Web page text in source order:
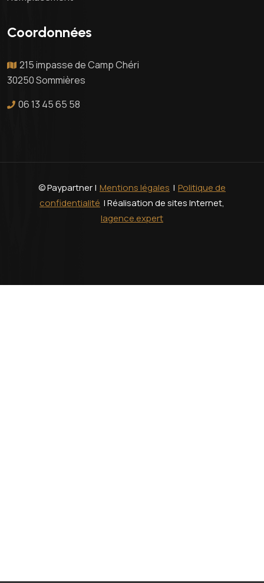
Coordonnées
215 impasse de Camp Chéri
30250 Sommières
06 13 45 65 58
© Paypartner | Mentions légales | Politique de
confidentialité | Réalisation de sites Internet,
lagence.expert